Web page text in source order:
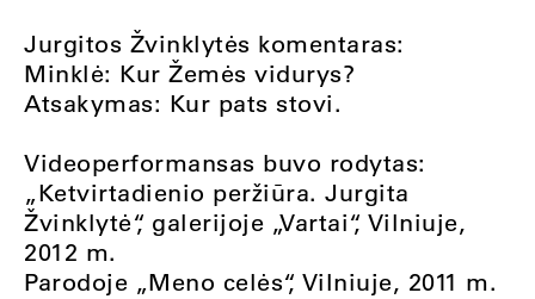
Jurgitos Žvinklytės komentaras:
Minklė: Kur Žemės vidurys?
Atsakymas: Kur pats stovi.
Videoperformansas buvo rodytas:
„Ketvirtadienio peržiūra. Jurgita
Žvinklytė“, galerijoje „Vartai“, Vilniuje,
2012 m.
Parodoje „Meno celės“, Vilniuje, 2011 m.